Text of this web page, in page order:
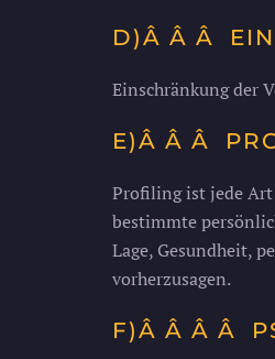
D)Â Â Â
Einschränkung der
E)Â Â Â
Profiling ist jede Art
bestimmte
Lage, Gesundheit,
vorherzusagen.
F)Â Â Â Â